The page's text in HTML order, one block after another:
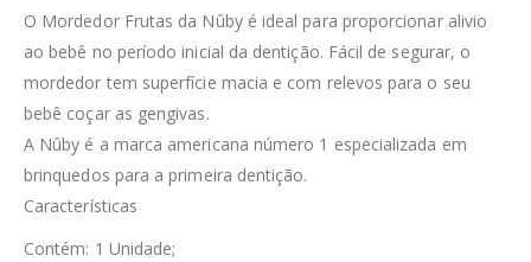
O Mordedor Frutas da Nûby é ideal para proporcionar alivio
ao bebê no período inicial da dentição. Fácil de segurar, o
mordedor tem superfície macia e com relevos para o seu
bebê coçar as gengivas.
A Nûby é a marca americana número 1 especializada em
brinquedos para a primeira dentição.
Características
Contém: 1 Unidade;